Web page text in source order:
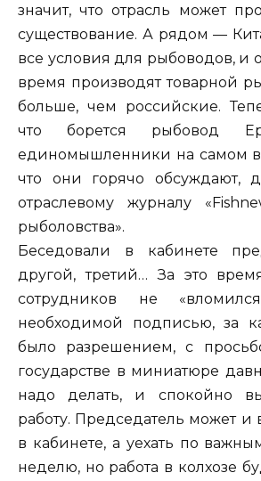
значит, что отрасль может
существование. А рядом —
все условия для рыбоводов, и
время производят товарной
больше, чем российские.
что борется рыбовод
единомышленники на самом
что они горячо обсуждают,
отраслевому журналу «
рыболовства».
Беседовали в кабинете
другой, третий… За это
сотрудников не
необходимой подписью, за
было разрешением, с
государстве в миниатюре
надо делать, и спокойно
работу. Председатель может и
в кабинете, а уехать по
неделю, но работа в колхозе